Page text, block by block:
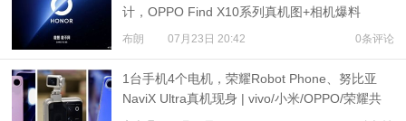
计，OPPO Find X10系列真机图+相机爆料
布朗 07月23日 20:42 0条评论
1台手机4个电机，荣耀Robot Phone、努比亚
NaviX Ultra真机现身 | vivo/小米/OPPO/荣耀共
推公平内存机制